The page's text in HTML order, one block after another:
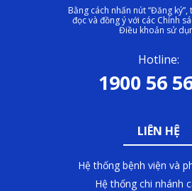
LIÊN HỆ
Hệ thống bệnh viện và
Hệ thống chi nhánh
1900 56
Hotline:
Bằng cách nhấn nút “Đăng
đọc và đồng ý với các Chính
Điều khoản sử